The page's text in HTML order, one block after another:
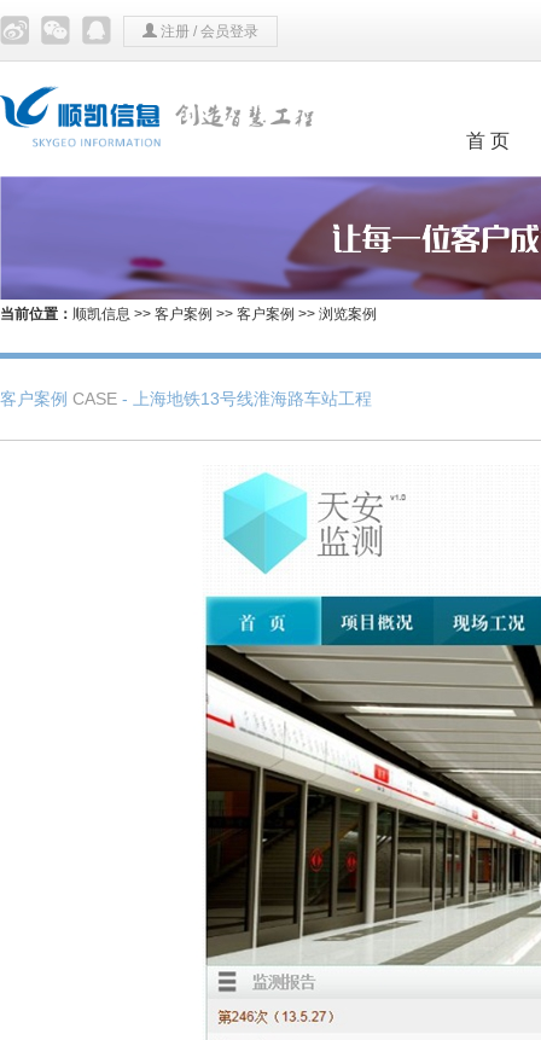
注册 / 会员登录
首 页
当前位置： 顺凯信息 >> 客户案例 >> 客户案例 >> 浏览案例
客户案例 CASE - 上海地铁13号线淮海路车站工程